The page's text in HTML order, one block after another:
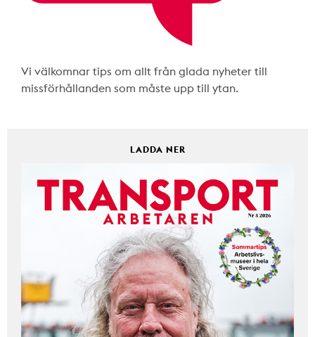
Vi välkomnar tips om allt från glada nyheter till
missförhållanden som måste upp till ytan.
LADDA NER